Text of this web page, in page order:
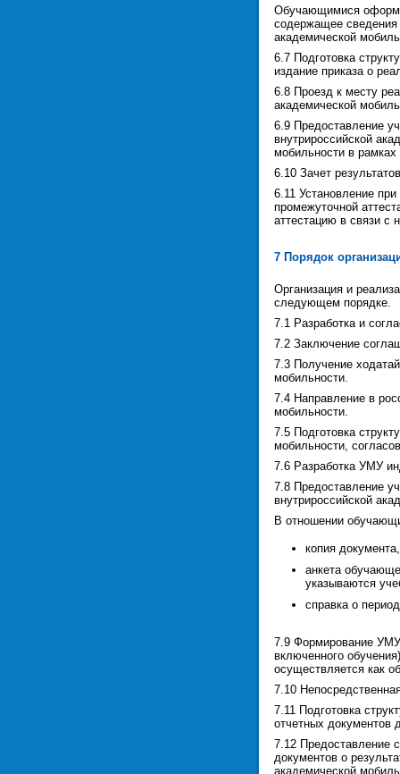
Обучающимися
содержащее
академической
6.7 Подготовка
издание приказа о
6.8 Проезд к месту
академической
6.9 Предоставление
внутрироссийской
мобильности в
6.10 Зачет
6.11 Установление
промежуточной
аттестацию в связи с
7 Порядок
Организация и
следующем порядке.
7.1 Разработка и
7.2 Заключение
7.3 Получение
мобильности.
7.4 Направление в
мобильности.
7.5 Подготовка
мобильности,
7.6 Разработка УМУ
7.8 Предоставление
внутрироссийской
В отношении
копия
анкета
указываются
справка о
7.9 Формирование
включенного
осуществляется как
7.10
7.11 Подготовка
отчетных документов
7.12 Предоставление
документов о
академической